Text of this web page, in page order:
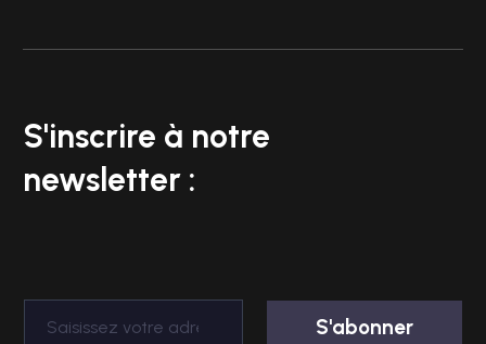
S'inscrire à notre
newsletter :